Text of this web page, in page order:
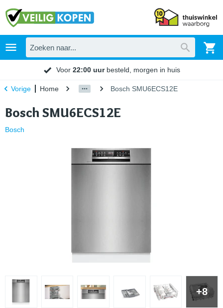
Voor 22:00 uurbesteld, morgen in huis
Vorige Home Bosch SMU6ECS12E
Bosch SMU6ECS12E
Bosch
+8